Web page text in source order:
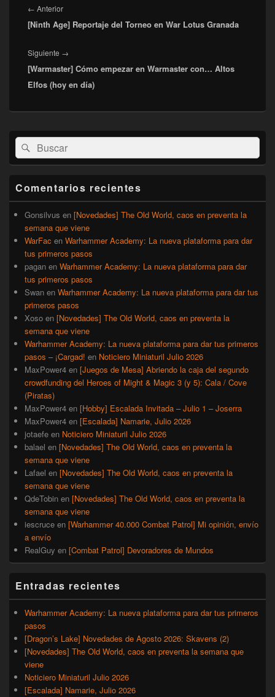
de
entradas
← AnteriorEntrada
anterior:
[Ninth Age] Reportaje del Torneo en War Lotus Granada
Siguiente →
siguiente:
[Warmaster] Cómo empezar en Warmaster con… Altos
Elfos (hoy en día)
El
área
de
lateral
primaria
Buscar
por:
Buscar
Comentarios recientes
Gonsilvus en [Novedades] The Old World, caos en preventa la
semana que viene
WarFac en Warhammer Academy: La nueva plataforma para dar
tus primeros pasos
pagan en Warhammer Academy: La nueva plataforma para dar
tus primeros pasos
Swan en Warhammer Academy: La nueva plataforma para dar tus
primeros pasos
Xoso en [Novedades] The Old World, caos en preventa la
semana que viene
Warhammer Academy: La nueva plataforma para dar tus primeros
pasos – ¡Cargad! en Noticiero Miniaturil Julio 2026
MaxPower4 en [Juegos de Mesa] Abriendo la caja del segundo
crowdfunding del Heroes of Might & Magic 3 (y 5): Cala / Cove
(Piratas)
MaxPower4 en [Hobby] Escalada Invitada – Julio 1 – Joserra
MaxPower4 en [Escalada] Namarie, Julio 2026
jotaefe en Noticiero Miniaturil Julio 2026
balael en [Novedades] The Old World, caos en preventa la
semana que viene
Lafael en [Novedades] The Old World, caos en preventa la
semana que viene
QdeTobin en [Novedades] The Old World, caos en preventa la
semana que viene
iescruce en [Warhammer 40.000 Combat Patrol] Mi opinión, envío
a envío
RealGuy en [Combat Patrol] Devoradores de Mundos
Entradas recientes
Warhammer Academy: La nueva plataforma para dar tus primeros
pasos
[Dragon’s Lake] Novedades de Agosto 2026: Skavens (2)
[Novedades] The Old World, caos en preventa la semana que
viene
Noticiero Miniaturil Julio 2026
[Escalada] Namarie, Julio 2026